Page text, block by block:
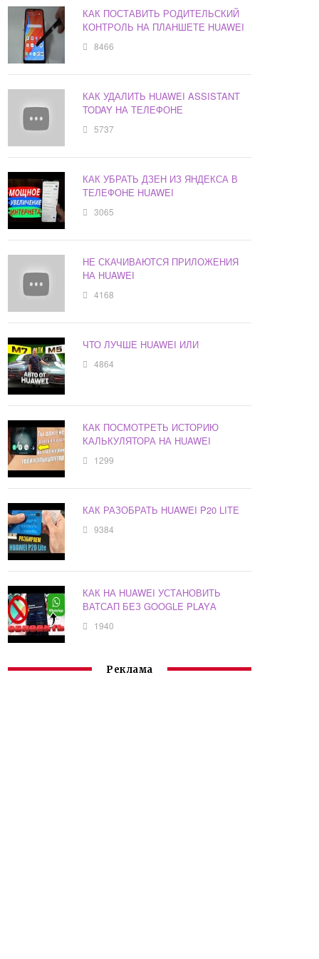
КАК ПОСТАВИТЬ РОДИТЕЛЬСКИЙ
КОНТРОЛЬ НА ПЛАНШЕТЕ HUAWEI
8466
КАК УДАЛИТЬ HUAWEI ASSISTANT
TODAY НА ТЕЛЕФОНЕ
5737
КАК УБРАТЬ ДЗЕН ИЗ ЯНДЕКСА В
ТЕЛЕФОНЕ HUAWEI
3065
НЕ СКАЧИВАЮТСЯ ПРИЛОЖЕНИЯ
НА HUAWEI
4168
ЧТО ЛУЧШЕ HUAWEI ИЛИ
4864
КАК ПОСМОТРЕТЬ ИСТОРИЮ
КАЛЬКУЛЯТОРА НА HUAWEI
1299
КАК РАЗОБРАТЬ HUAWEI P20 LITE
9384
КАК НА HUAWEI УСТАНОВИТЬ
ВАТСАП БЕЗ GOOGLE PLAYА
1940
Реклама